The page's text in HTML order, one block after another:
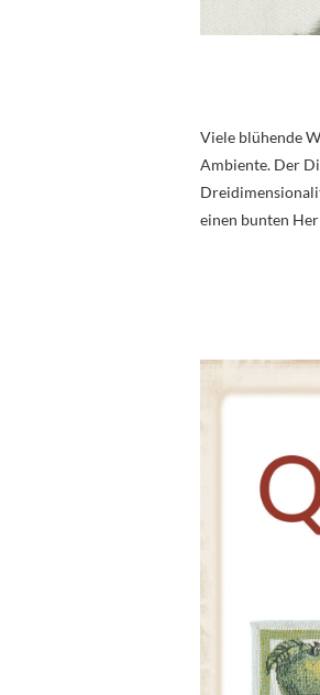
Viele blühende
Ambiente. Der
einen bunten